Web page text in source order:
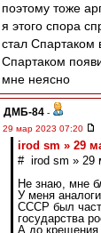
поэтому тоже
я этого спора
стал Спартаком
Спартаком
мне неясно
ДМБ-84 -
29 мар 2023 07:20
irod sm » 29
# irod sm » 29
Не знаю, мне
У меня
СССР был
государства
А до